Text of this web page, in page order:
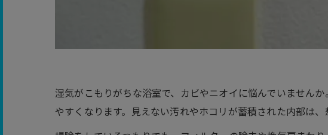
湿気がこもりがちな浴室で、カビやニオイに悩んでいません
やすくなります。見えない汚れやホコリが蓄積された内部は